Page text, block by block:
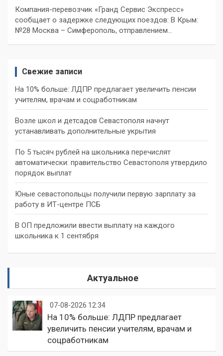
Компания-перевозчик «Гранд Сервис Экспресс»
сообщает о задержке следующих поездов: В Крым:
№28 Москва – Симферополь, отправлением…
Свежие записи
На 10% больше: ЛДПР предлагает увеличить пенсии
учителям, врачам и соцработникам
Возле школ и детсадов Севастополя начнут
устанавливать дополнительные укрытия
По 5 тысяч рублей на школьника перечислят
автоматически: правительство Севастополя утвердило
порядок выплат
Юные севастопольцы получили первую зарплату за
работу в ИТ-центре ПСБ
В ОП предложили ввести выплату на каждого
школьника к 1 сентября
Актуальное
07-08-2026 12:34
На 10% больше: ЛДПР предлагает
увеличить пенсии учителям, врачам и
соцработникам